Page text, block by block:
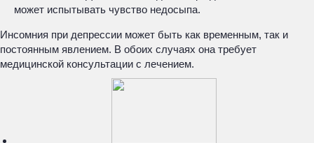
может испытывать чувство недосыпа.
Инсомния при депрессии может быть как временным, так и
постоянным явлением. В обоих случаях она требует
медицинской консультации с лечением.